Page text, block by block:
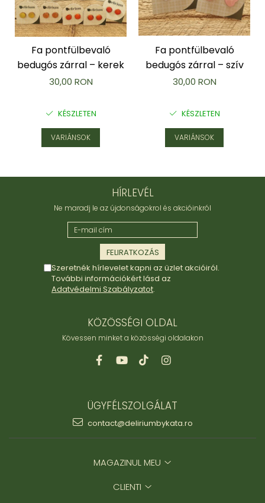
Fa pontfülbevaló
bedugós zárral – kerek
30,00 RON
KÉSZLETEN
VARIÁNSOK
Fa pontfülbevaló
bedugós zárral – szív
30,00 RON
KÉSZLETEN
VARIÁNSOK
HÍRLEVÉL
Ne maradj le az újdonságokrol és akcióinkról
Szeretnék hírlevelet kapni az üzlet akcióiról.
További információkért lásd az
Adatvédelmi Szabályzatot.
KÖZÖSSÉGI OLDAL
Kövessen minket a közösségi oldalakon
ÜGYFÉLSZOLGÁLAT
contact@deliriumbykata.ro
MAGAZINUL MEU
CLIENTI